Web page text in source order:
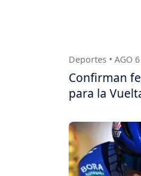
Deportes • AGO
Confirman
para la